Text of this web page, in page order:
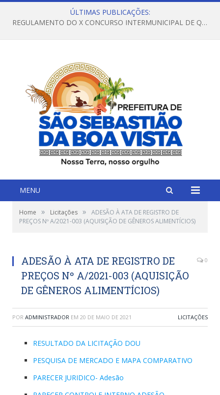
ÚLTIMAS PUBLICAÇÕES:
REGULAMENTO DO X CONCURSO INTERMUNICIPAL DE QUADRILHAS JUNINAS – 2026 – ARRAIÁ DA VENEZA
MENU
Home » Licitações »
ADESÃO À ATA DE REGISTRO DE
PREÇOS Nº A/2021-003 (AQUISIÇÃO DE GÊNEROS ALIMENTÍCIOS)
ADESÃO À ATA DE REGISTRO DE
PREÇOS Nº A/2021-003 (AQUISIÇÃO
DE GÊNEROS ALIMENTÍCIOS)
0
POR ADMINISTRADOR EM 20 DE MAIO DE 2021 LICITAÇÕES
RESULTADO DA LICITAÇÃO DOU
PESQUISA DE MERCADO E MAPA COMPARATIVO
PARECER JURIDICO- Adesão